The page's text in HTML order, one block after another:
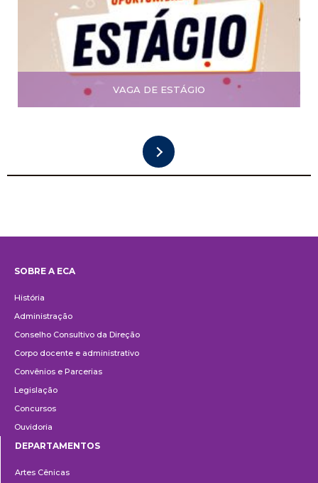
VAGA DE ESTÁGIO
SOBRE A ECA
História
Administração
Conselho Consultivo da Direção
Corpo docente e administrativo
Convênios e Parcerias
Legislação
Concursos
Ouvidoria
DEPARTAMENTOS
Artes Cênicas